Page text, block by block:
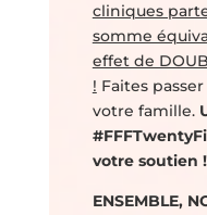
cliniques
somme
effet de
! Faites
votre famille.
votre soutien !
ENSEMBLE,